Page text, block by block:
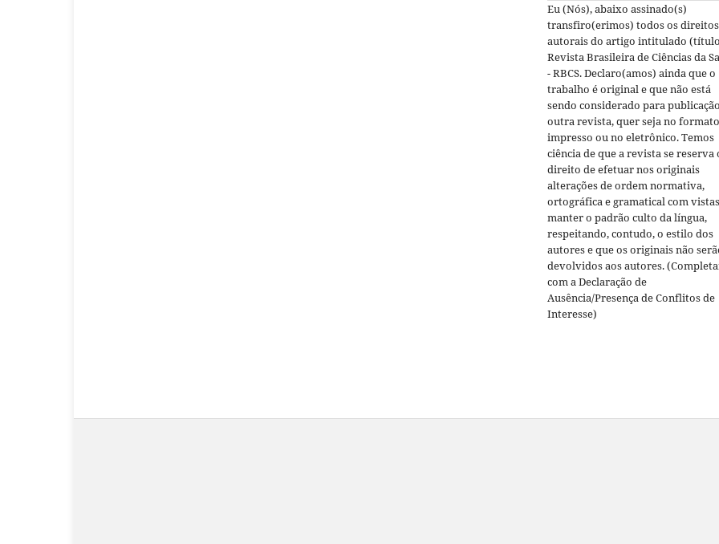
Eu (Nós), abaixo assinado(s)
transfiro(erimos) todos os direitos
autorais do artigo intitulado
Revista Brasileira de Ciências da
- RBCS. Declaro(amos) ainda que o
trabalho é original e que não está
sendo considerado para
outra revista, quer seja no formato
impresso ou no eletrônico. Temos
ciência de que a revista se reserva
direito de efetuar nos originais
alterações de ordem normativa,
ortográfica e gramatical com
manter o padrão culto da língua,
respeitando, contudo, o estilo dos
autores e que os originais não
devolvidos aos autores.
com a Declaração de
Ausência/Presença de Conflitos de
Interesse)